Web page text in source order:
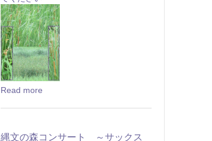
Read more
縄文の森コンサート ～サックス